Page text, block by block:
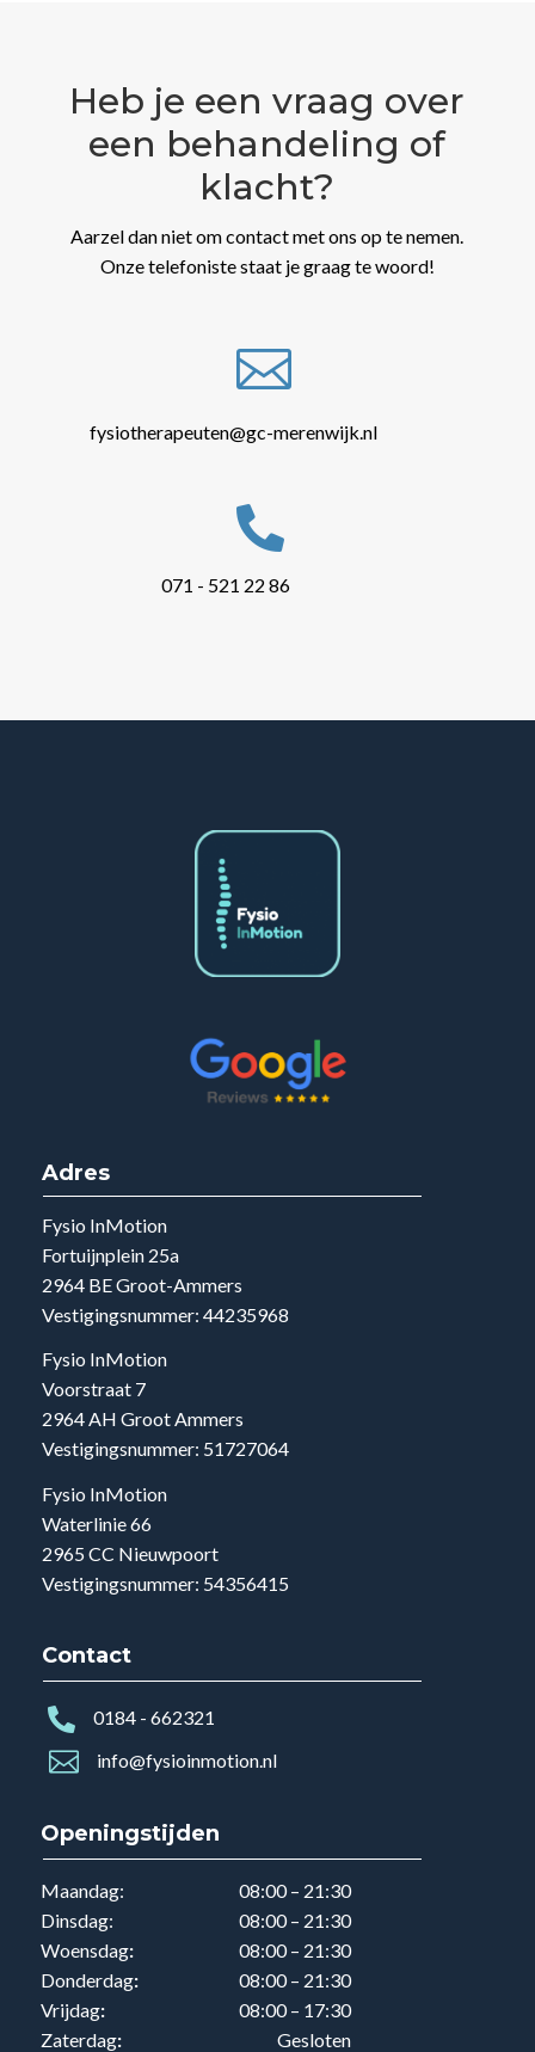
Heb je een vraag over
een behandeling of
klacht?
Aarzel dan niet om contact met ons op te nemen.
Onze telefoniste staat je graag te woord!

fysiotherapeuten@gc-merenwijk.nl

071 - 521 22 86
Adres
Fysio InMotion
Fortuijnplein 25a
2964 BE Groot-Ammers
Vestigingsnummer: 44235968
Fysio InMotion
Voorstraat 7
2964 AH Groot Ammers
Vestigingsnummer: 51727064
Fysio InMotion
Waterlinie 66
2965 CC Nieuwpoort
Vestigingsnummer: 54356415
Contact
 0184 - 662321
 info@fysioinmotion.nl
Openingstijden
Maandag:
08:00 – 21:30
Dinsdag:
08:00 – 21:30
Woensdag:
08:00 – 21:30
Donderdag:
08:00 – 21:30
Vrijdag:
08:00 – 17:30
Zaterdag:
Gesloten